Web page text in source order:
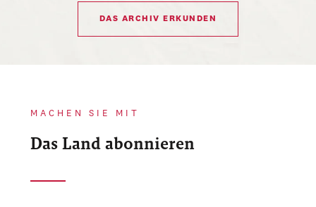
DAS ARCHIV ERKUNDEN
MACHEN SIE MIT
Das Land abonnieren